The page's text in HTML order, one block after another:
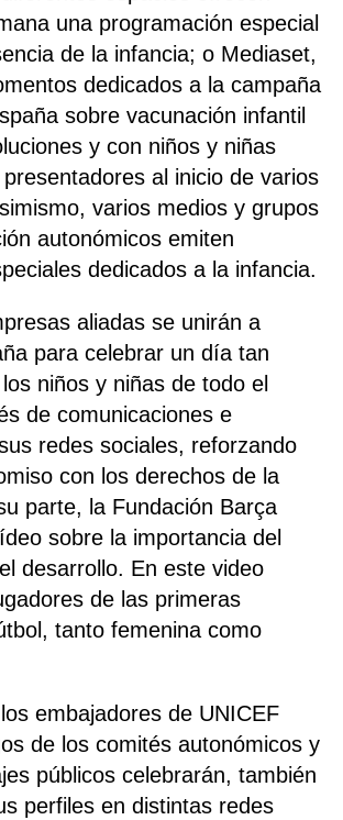
una programación especial
de la infancia; o Mediaset,
dedicados a la campaña
sobre vacunación infantil
y con niños y niñas
al inicio de varios
varios medios y grupos
autonómicos emiten
dedicados a la infancia.
aliadas se unirán a
para celebrar un día tan
niños y niñas de todo el
de comunicaciones e
redes sociales, reforzando
con los derechos de la
parte, la Fundación Barça
sobre la importancia del
desarrollo. En este video
de las primeras
tanto femenina como
embajadores de UNICEF
de los comités autonómicos y
públicos celebrarán, también
perfiles en distintas redes